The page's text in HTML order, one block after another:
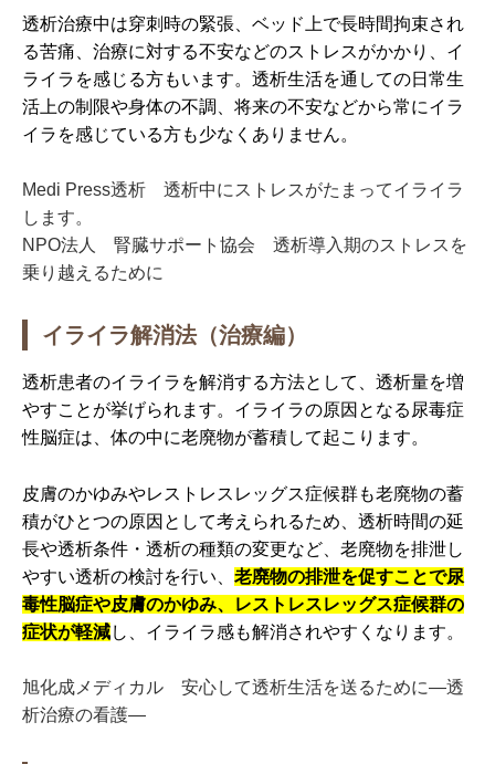
透析治療中は穿刺時の緊張、ベッド上で長時間拘束され
る苦痛、治療に対する不安などのストレスがかかり、イ
ライラを感じる方もいます。透析生活を通しての日常生
活上の制限や身体の不調、将来の不安などから常にイラ
イラを感じている方も少なくありません。
Medi Press透析 透析中にストレスがたまってイライラ
します。
NPO法人 腎臓サポート協会 透析導入期のストレスを
乗り越えるために
イライラ解消法（治療編）
透析患者のイライラを解消する方法として、透析量を増
やすことが挙げられます。イライラの原因となる尿毒症
性脳症は、体の中に老廃物が蓄積して起こります。
皮膚のかゆみやレストレスレッグス症候群も老廃物の蓄
積がひとつの原因として考えられるため、透析時間の延
長や透析条件・透析の種類の変更など、老廃物を排泄し
やすい透析の検討を行い、 老廃物の排泄を促すことで尿
毒性脳症や皮膚のかゆみ、レストレスレッグス症候群の
症状が軽減し、イライラ感も解消されやすくなります。
旭化成メディカル 安心して透析生活を送るために―透
析治療の看護―